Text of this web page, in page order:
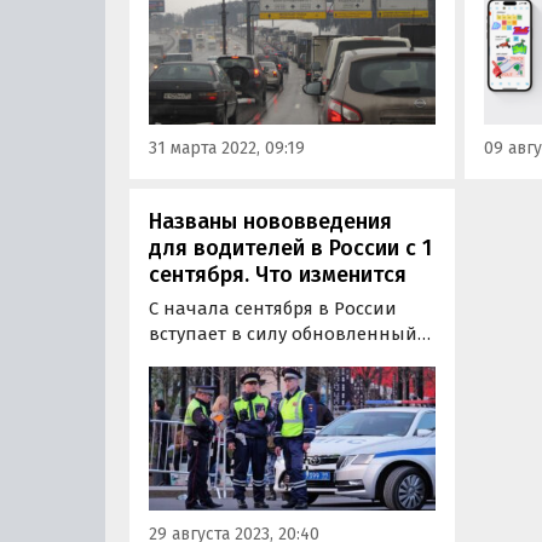
машины, а страховка хоть и
«привяжется» к новым ценам
на запчасти, но тоже изрядно…
31 марта 2022, 09:19 09
Названы нововведения
для водителей в России с 1
сентября. Что изменится
С начала сентября в России
вступает в силу обновленный
неисправностей, при которых
запрещена эксплуатация
автомобилей. Нарушителям
будет грозить штраф.
29 августа 2023, 20:40